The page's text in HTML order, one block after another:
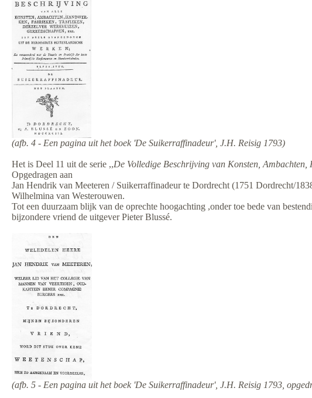
(afb. 4 - Een pagina uit het boek 'De Suikerraffinadeur', J.H. Reisig 1793)
Het is Deel 11 uit de serie ,,De Volledige Beschrijving van Konsten,
Opgedragen aan
Jan Hendrik van Meeteren / Suikerraffinadeur te Dordrecht (1751 Dordrecht/
Wilhelmina van Westerouwen.
Tot een duurzaam blijk van de oprechte hoogachting ,onder toe bede van
bijzondere vriend de uitgever Pieter Blussé.
(afb. 5 - Een pagina uit het boek 'De Suikerraffinadeur', J.H. Reisig 1793,